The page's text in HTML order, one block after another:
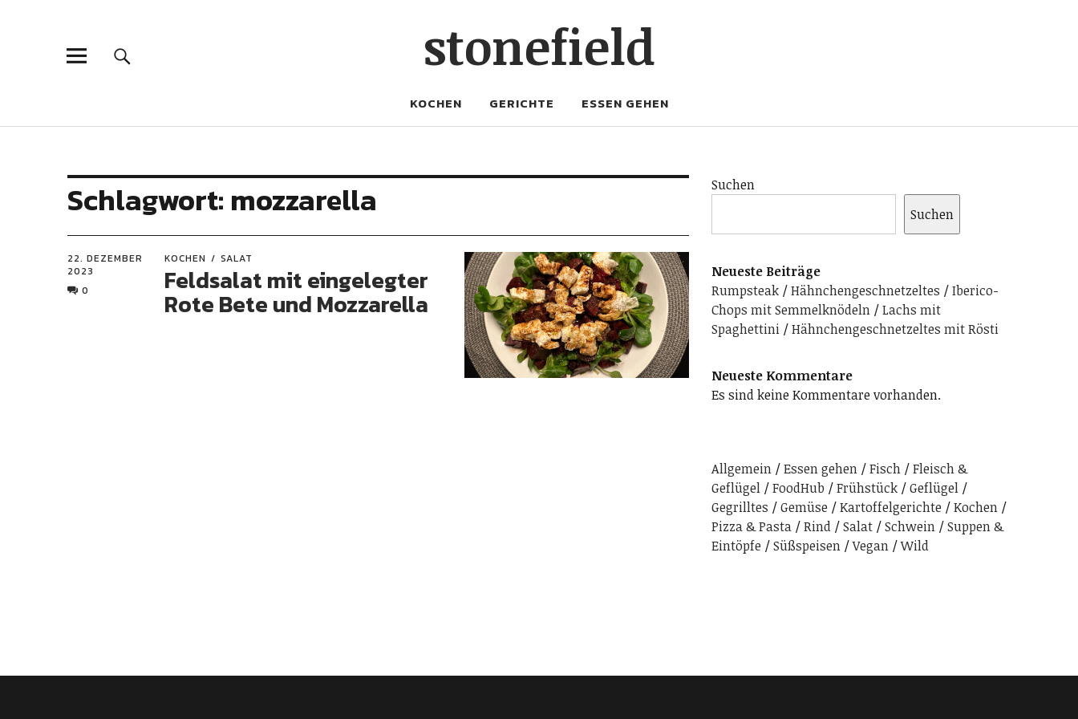
stonefield
KOCHEN GERICHTE ESSEN GEHEN
Schlagwort: mozzarella
22. DEZEMBER
2023
0
KOCHEN SALAT
Feldsalat mit eingelegter
Rote Bete und Mozzarella
Suchen
Suchen
Neueste Beiträge
Rumpsteak
Hähnchengeschnetzeltes
Iberico-
Chops mit Semmelknödeln
Lachs mit
Spaghettini
Hähnchengeschnetzeltes mit Rösti
Neueste Kommentare
Es sind keine Kommentare vorhanden.
Allgemein Essen gehen Fisch
Fleisch &
Geflügel
FoodHub Frühstück
Geflügel
Gegrilltes
Gemüse Kartoffelgerichte
Kochen
Pizza & Pasta
Rind Salat Schwein
Suppen &
Eintöpfe
Süßspeisen Vegan Wild